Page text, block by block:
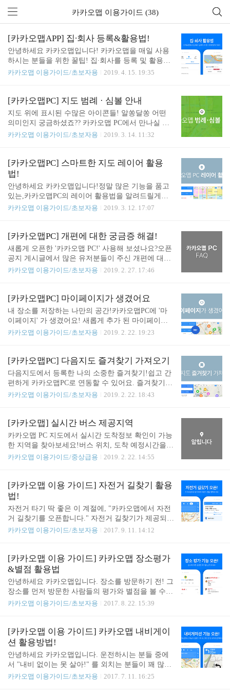
카카오맵 이용가이드 (38)
[카카오맵APP] 집∙회사 등록&활용법!
안녕하세요 카카오맵입니다! 카카오맵을 매일 사용
하시는 분들을 위한 꿀팁! 집∙회사를 등록 및 활용법
을 알려드릴게요 :) 한번 등록하면 카카오맵 활용의
첫 화면 퀵탭에서 간편하게 등록해보세요! - 대중교
통 탭과 내비게이션 탭 모두에서 등록가능해요. ‣ 길
찾기탭에서 등록 - 길찾기 탭에서도 손 쉽게 집, 회사
페이지인 마이페이지에서도 등록할 수 있어요! 2. 집∙
회사를 수정하고 싶을 때, 대중교통, 내비게이션 퀵
탭에서 '주소편집' 버튼을 눌러주세요! ‣ 길찾기탭에
서 수정 - 길찾기탭에서도 ..
카카오맵 이용가이드/초보자용 2019. 4. 15. 19:35
[카카오맵PC] 지도 범례 · 심볼 안내
지도 위에 표시된 수많은 아이콘들! 알쏭달쏭 어떤
의미인지 궁금하셨죠?? 카카오맵 PC에서 만나실 수
있는 범례와 심볼에 대해 자세히 알려드릴게요! ∠(^
인하실 수 있도록 표시, 색상, 경계의 범례를 제공합
니다. ✔︎ 카카오맵 PC 범례 카카오맵 PC 오른쪽 상단
레이어(지도설정, 대기설정)의 내용을 쉽게 확인하실
수 있도록 표시, 색상, 경계의 범례를 제공합니다. ·
교통 정체정도 색상 안내 · 자전거 도로안내, 진입로,
편의시설 · 날씨 통합대기지수, 미세먼지, 초미세먼
· 지적편집도 지번 경계, 도로 철도, 국토계획 개발지
구, 용도 개발 ..
카카오맵 이용가이드/초보자용 2019. 3. 14. 11:32
[카카오맵PC] 스마트한 지도 레이어 활용
법!
안녕하세요 카카오맵입니다!정말 많은 기능을 품고
있는,카카오맵PC의 레이어 활용법을 알려드릴게요!
알아두면 도움이 많이 되는깨알정보 대-오-픈!(*´∇｀
설정을 할 수 있어요! ✔︎ 레이어 내 지도설정생각보
다 많은 기능을 품고있는 카카오맵 PC!내가 보고싶
은 지도의 형태를 선택해서 볼 수 있어요! • 교통정
보, CCTV, 사고 공사지도에서 도로 라인 / 주요 위치
정보와 함께 실시간 교통정보 확인이 가능합니다.또
도 함께 확인하실 수 있습니다. • 자전거자전거 길,
편의 시설, 진입로 정보를 확인하실 수 있습니다.• 지
형도지형도 서비스는 지형의 표..
카카오맵 이용가이드/초보자용 2019. 3. 12. 17:07
[카카오맵PC] 개편에 대한 궁금증 해결!
새롭게 오픈한 '카카오맵 PC!' 사용해 보셨나요?오픈
공지 게시글에서 많은 유저분들이 주신 개편에 대한
궁금증,FAQ를 통해 답변드립니다! Q. 플래시는 언제
희도 충분히 공감하고 있습니다. '카카오맵 Web'에서
플래시 리로딩 시 첫화면으로 돌아가는 불편함은최
대한 해소할 수 있도록 수정을 진행하였습니다. 로드
쓰이고 있습니다.현재 이러한 모든 부분들에서 플래
다.최대한 빠르게 순차적으로 제거&교체하기 위해
최선을 다하고 있습니다.조금만 기다려 주세요! Q.
부동산 매물 정보는 왜 바뀌었나요?기존 부동산 매
물..
카카오맵 이용가이드/초보자용 2019. 2. 27. 17:46
[카카오맵PC] 마이페이지가 생겼어요
내 장소를 저장하는 나만의 공간!카카오맵PC에 '마
이페이지' 가 생겼어요! 새롭게 추가 된 마이페이지
의 기능들을소개해드릴게요! (〃‿〃✿) 1. 즐겨찾기
[폴더별 500개 * 최대 100개 폴더]까지등록이 가능하
여 즐겨찾기를 최대 50,000개 까지 저장가능해요! 물
론, 카카오맵PC에서 저장한 즐겨찾기는 카카오맵 A
공유와 저장내가 만든 폴더를 친구에게 공유하거나
요! 2-1) 공유하기 2-2) 구독하기 3. 내가 쓴 평가내가
쓴 장소 평가를 마이페이지의 평가탭에서한눈에 쫙~
볼 수 있어요! 카카오맵 PC는 물..
카카오맵 이용가이드/초보자용 2019. 2. 22. 19:23
[카카오맵PC] 다음지도 즐겨찾기 가져오기
다음지도에서 등록한 나의 소중한 즐겨찾기!쉽고 간
편하게 카카오맵PC로 연동할 수 있어요. 즐겨찾기
연동을 위한 딱! 네가지 스텝,자세히 알아볼까요 (〃
겨찾기 가져오기’ 클릭가입완료 페이지에서 ‘다음지
도 즐겨찾기 가져오기’ 버튼을 클릭하세요.동일한 링
크를 카카오맵PC의 사이드 메뉴와 마이페이지에서
지 3. 카카오계정 다음 아이디 연결로그인한 카카오
조금만 더 힘내세요! 이제 거의 다 되었어요. 4. 즐겨
찾기 가져오기 완료!짜잔, 즐겨찾기 가져오기가 완료
되었습니다.가져온 즐겨찾기는 카카오맵PC의 '..
카카오맵 이용가이드/초보자용 2019. 2. 22. 18:43
[카카오맵] 실시간 버스 제공지역
카카오맵 PC 지도에서 실시간 도착정보 확인이 가능
한 지역을 찾아보세요!버스 위치, 도착 예정시간을
실시간으로 확인할 수 있고,자주 이용하는 정류장 및
누르면 서비스 제공 지역을 확인할 수 있어요.검색창
에 버스 번호를 입력하면 해당 버스에 대한 실시간
정보가 제공됩니다. ✔︎ 서비스 제공지역서울시 경기
도 인천시 부산시 대구시 대전시 울산시 광주시 세종
시 제주도 청주시 천안시 아산시 공주시 논산시 서산
시 부여군전주시 군산시 익산시여수시 순천시 광양
시 영주시 김해시 창원시 양산시 진주시 거제시 춘천
시 원주시 영주시 동해시 태백시 속초시 삼척시 강릉
시 홍천군 영..
카카오맵 이용가이드/중상급용 2019. 2. 22. 14:55
[카카오맵 이용 가이드] 자전거 길찾기 활용
법!
자전거 타기 딱 좋은 이 계절에, "카카오맵에서 자전
거 길찾기를 오픈합니다." 자전거 길찾기가 제공되지
않아 아쉬워했던 분들, 자전거를 이제 막 타기 시작
하게 이용할 수 있도록 열심히 준비한 자전거 길찾기
에 대해서 안내해 드리겠습니다. ✔︎ 고도를 한 눈에
알 수 있어요! 라이딩을 떠나기 전에 거리, 소요시간
과 더불어 고도 정보가 궁금하셨을 것 같습니다. 평
탄한 길인지 오르막이 많은 길인지 알고 라이딩을 떠
날 수 있도록 고도 정보를 추가했습니다. 길찾기한
고, 상세 스텝별로 심한 오르막길과 내리막길이 포함
된 경우 텍스트로 표기됩니다. Q. 심한 오르막..
카카오맵 이용가이드/초보자용 2017. 9. 11. 14:12
[카카오맵 이용 가이드] 카카오맵 장소평가
&별점 활용법
안녕하세요 카카오맵입니다. 장소를 방문하기 전! 그
장소를 먼저 방문한 사람들의 평가와 별점을 볼 수
있는 평가 기능이 추가되었습니다! 그동안 다녀온 장
있고, 카카오플레이스&다음지도에 남겨진 평점도
함께 확인할 수 있습니다. 자 이제 어떤 기능이 추가
되었는지 소개해드릴게요 :) ✔︎ 다녀온 장소 후기 남
기기! 별을 눌러 다녀온 장소에 평점을 남길 수 있습
니다. (5점 만점)! ✔︎ 맛있는 저녁식사를 위한 장소를
찾고 있다면? 믿음 가는 카카오맵 평가로 실패없는
카카오맵 이용가이드/초보자용 2017. 8. 22. 15:39
[카카오맵 이용 가이드] 카카오맵 내비게이
션 활용방법!
안녕하세요 카카오맵입니다. 운전하시는 분들 중에
서 "내비 없이는 못 살아!" 를 외치는 분들이 꽤 많이
있을 것 같습니다. 카카오맵을 이용하는 운전자분들
카카오맵 이용가이드/초보자용 2017. 7. 11. 16:25